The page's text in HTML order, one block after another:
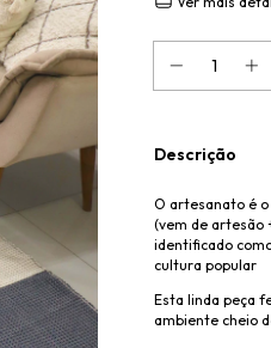
Descrição
O artesanato é
(vem de artesão
identificado
cultura popular
Esta linda peça
ambiente cheio